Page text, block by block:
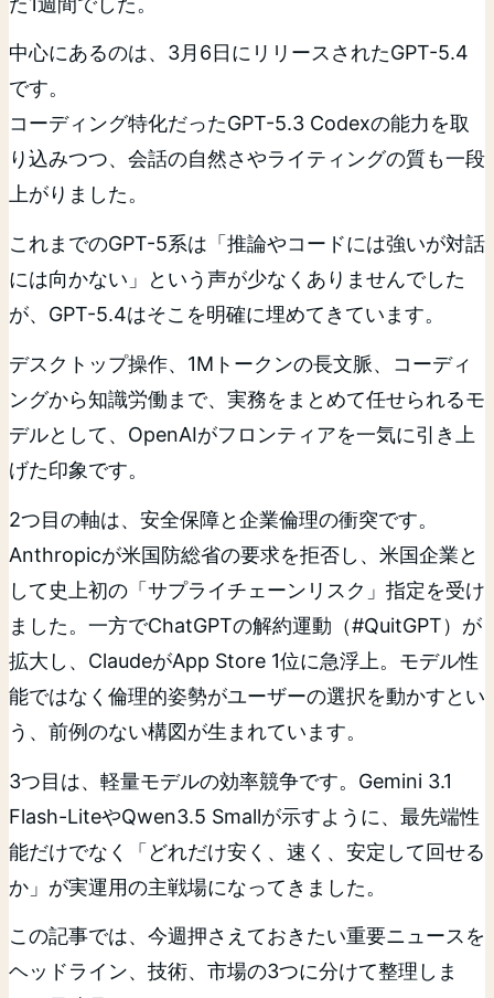
中心にあるのは、3月6日にリリースされたGPT-5.4
です。
コーディング特化だったGPT-5.3 Codexの能力を取
り込みつつ、会話の自然さやライティングの質も一段
上がりました。
これまでのGPT-5系は「推論やコードには強いが対話
には向かない」という声が少なくありませんでした
が、GPT-5.4はそこを明確に埋めてきています。
デスクトップ操作、1Mトークンの長文脈、コーディ
ングから知識労働まで、実務をまとめて任せられるモ
デルとして、OpenAIがフロンティアを一気に引き上
げた印象です。
2つ目の軸は、安全保障と企業倫理の衝突です。
Anthropicが米国防総省の要求を拒否し、米国企業と
して史上初の「サプライチェーンリスク」指定を受け
ました。一方でChatGPTの解約運動（#QuitGPT）が
拡大し、ClaudeがApp Store 1位に急浮上。モデル性
能ではなく倫理的姿勢がユーザーの選択を動かすとい
う、前例のない構図が生まれています。
3つ目は、軽量モデルの効率競争です。Gemini 3.1
Flash-LiteやQwen3.5 Smallが示すように、最先端性
能だけでなく「どれだけ安く、速く、安定して回せる
か」が実運用の主戦場になってきました。
この記事では、今週押さえておきたい重要ニュースを
ヘッドライン、技術、市場の3つに分けて整理しま